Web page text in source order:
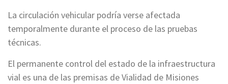
La circulación vehicular podría verse afectada
temporalmente durante el proceso de las pruebas
técnicas.
El permanente control del estado de la infraestructura
vial es una de las premisas de Vialidad de Misiones